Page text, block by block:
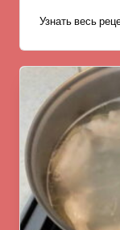
Узнать весь